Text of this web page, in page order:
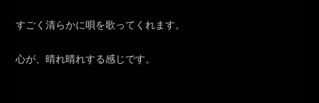
すごく清らかに唄を歌ってくれます。
心が、晴れ晴れする感じです。